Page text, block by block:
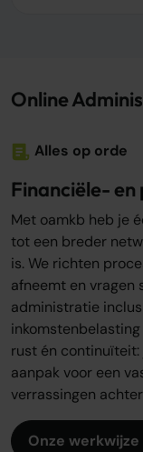
Online
Alles op orde
Financiële-
Met oamkb heb je
tot een breder
is. We richten
afneemt en vragen
administratie
rust én
aanpak voor een
verrassingen
Onze werkwijze